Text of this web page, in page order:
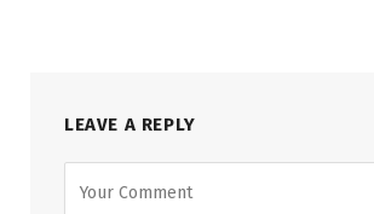
LEAVE A REPLY